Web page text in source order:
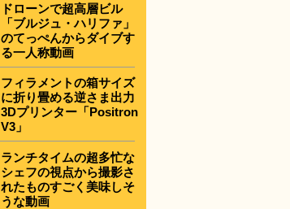
ドローンで超高層ビル
「ブルジュ・ハリファ」
のてっぺんからダイブす
る一人称動画
フィラメントの箱サイズ
に折り畳める逆さま出力
3Dプリンター「Positron
V3」
ランチタイムの超多忙な
シェフの視点から撮影さ
れたものすごく美味しそ
うな動画